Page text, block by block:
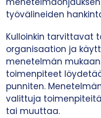
työvälineiden
Kulloinkin tarvittavat
organisaation ja
menetelmän
toimenpiteet
punniten.
valittuja
tai muuttaa.